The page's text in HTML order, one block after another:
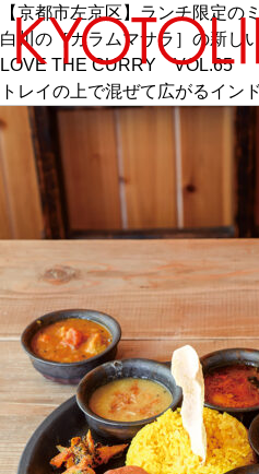
エリアから探す
地図から探す
カテゴリーから探
SPECIAL
NEW OPEN
SERIES
【京都市左京区】ランチ限定の
白川の［ガラムマサラ］の新し
LOVE THE CURRY VOL.65
トレイの上で混ぜて広がるイン